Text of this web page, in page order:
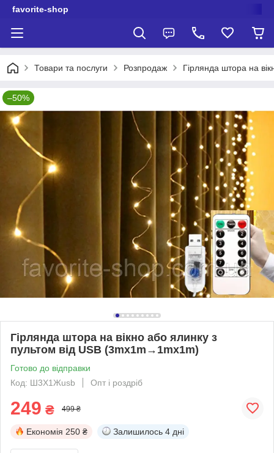
favorite-shop
Товари та послуги Розпродаж Гірлянда штора на
–50%
Гірлянда штора на вікно або ялинку з
пультом від USB (3mx1m→1mx1m)
Готово до відправки
Код: Ш3Х1Жusb
Опт і роздріб
249 ₴ 499 ₴
Економія 250 ₴ Залишилось 4 дні